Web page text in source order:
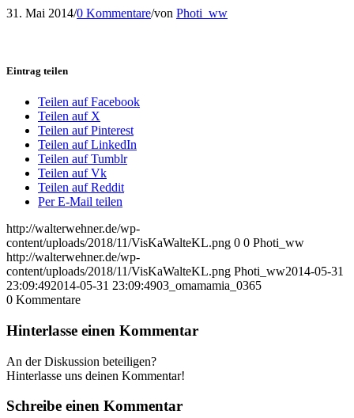
31. Mai 2014/0 Kommentare/von Photi_ww
Eintrag teilen
Teilen auf Facebook
Teilen auf X
Teilen auf Pinterest
Teilen auf LinkedIn
Teilen auf Tumblr
Teilen auf Vk
Teilen auf Reddit
Per E-Mail teilen
http://walterwehner.de/wp-
content/uploads/2018/11/VisKaWalteKL.png 0 0 Photi_ww
http://walterwehner.de/wp-
content/uploads/2018/11/VisKaWalteKL.png Photi_ww2014-05-31
23:09:492014-05-31 23:09:4903_omamamia_0365
0 Kommentare
Hinterlasse einen Kommentar
An der Diskussion beteiligen?
Hinterlasse uns deinen Kommentar!
Schreibe einen Kommentar